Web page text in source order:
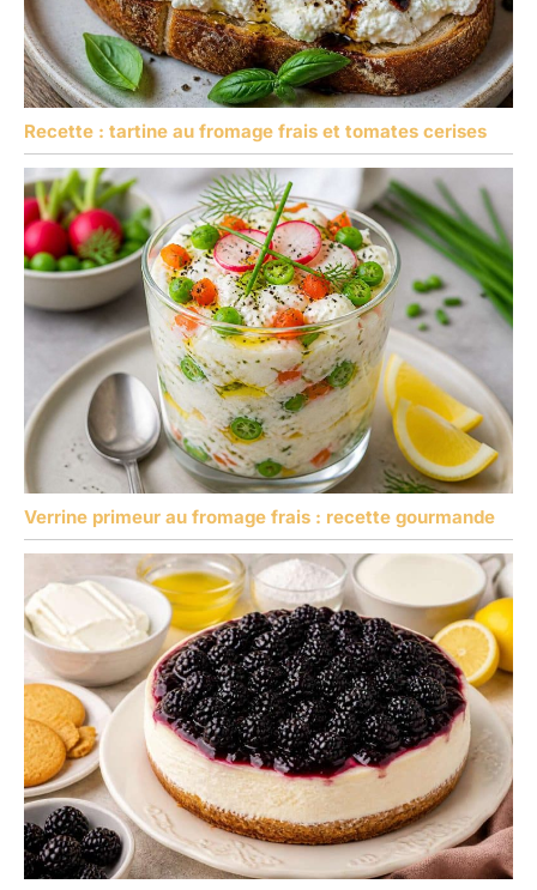
Recette : tartine au fromage frais et tomates cerises
Verrine primeur au fromage frais : recette gourmande